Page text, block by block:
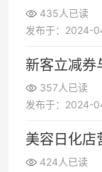
435人已读
发布于：2024-
新客立减券
357人已读
发布于：2024-
美容日化店
424人已读